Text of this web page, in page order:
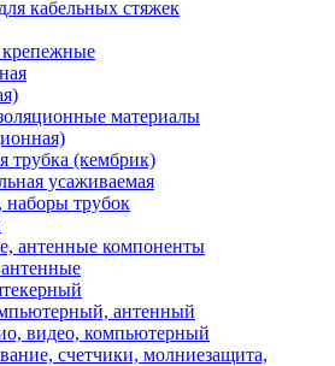
кабельных стяжек
материалы
трубка (кембрик)
усаживаемая
наборы трубок
антенные компоненты
антенный
видео, компьютерный
счетчики, молниезащита,